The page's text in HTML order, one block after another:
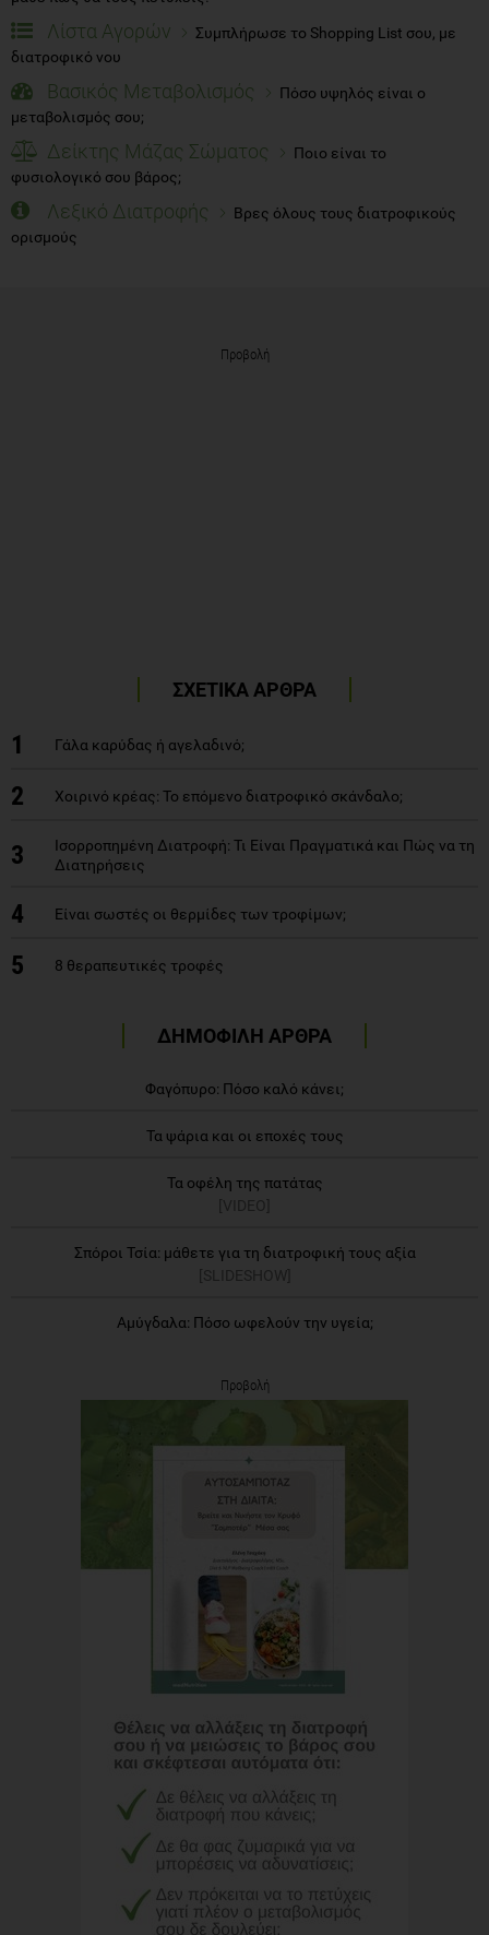
Λίστα Αγορών
Συμπλήρωσε το Shopping List σου, με
διατροφικό νου
Βασικός Μεταβολισμός
Πόσο υψηλός είναι ο
μεταβολισμός σου;
Δείκτης Μάζας Σώματος
Ποιο είναι το
φυσιολογικό σου βάρος;
Λεξικό Διατροφής
Βρες όλους τους διατροφικούς
ορισμούς
Προβολή
ΣΧΕΤΙΚΑ ΑΡΘΡΑ
1 Γάλα καρύδας ή αγελαδινό;
2 Χοιρινό κρέας: Το επόμενο διατροφικό σκάνδαλο;
3
Ισορροπημένη Διατροφή: Τι Είναι Πραγματικά και Πώς να τη
Διατηρήσεις
4 Eίναι σωστές οι θερμίδες των τροφίμων;
5 8 θεραπευτικές τροφές
ΔΗΜΟΦΙΛΗ ΑΡΘΡΑ
Φαγόπυρο: Πόσο καλό κάνει;
Τα ψάρια και οι εποχές τους
Τα οφέλη της πατάτας
[VIDEO]
Σπόροι Τσία: μάθετε για τη διατροφική τους αξία
[SLIDESHOW]
Αμύγδαλα: Πόσο ωφελούν την υγεία;
Προβολή